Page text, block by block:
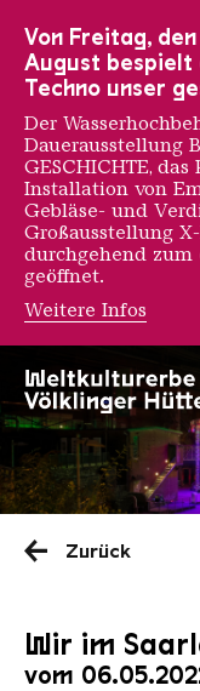
Zurück
Wir im
vom
Von Freitag, den
August bespielt
Techno unser
Der
Dauerausstellung
GESCHICHTE,
Installation von
Gebläse- und
Großausstellung
durchgehend zum
geöffnet.
Weitere Infos